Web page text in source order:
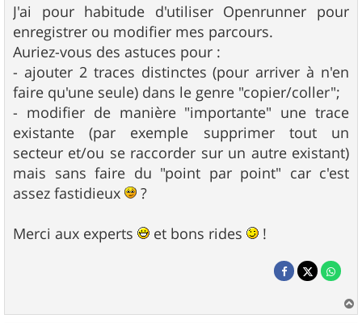
g
e
J'ai pour habitude d'utiliser Openrunner pour
enregistrer ou modifier mes parcours.
Auriez-vous des astuces pour :
- ajouter 2 traces distinctes (pour arriver à n'en
faire qu'une seule) dans le genre "copier/coller";
- modifier de manière "importante" une trace
existante (par exemple supprimer tout un
secteur et/ou se raccorder sur un autre existant)
mais sans faire du "point par point" car c'est
assez fastidieux
?
Merci aux experts et bons rides !
a